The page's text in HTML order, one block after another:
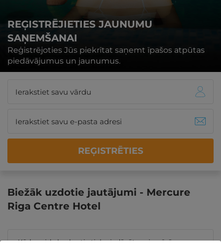
REĢISTRĒJIETIES JAUNUMU
SAŅEMŠANAI
Reģistrējoties Jūs piekrītat saņemt īpašos atpūtas
piedāvājumus un jaunumus.
REĢISTRĒTIES
Biežāk uzdotie jautājumi - Mercure
Riga Centre Hotel
Kāda veida brokastis tiek piedāvātas viesnīcā